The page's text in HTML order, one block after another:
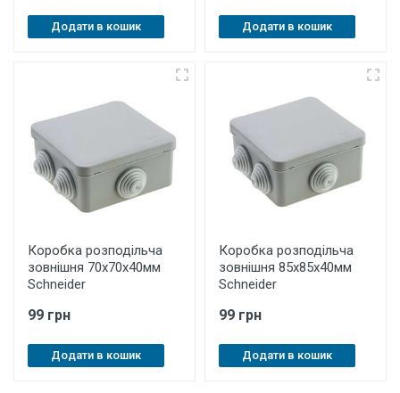
Додати в кошик Додати в кошик
Коробка розподільча
зовнішня 70х70х40мм
Schneider
99 грн
Додати в кошик
Коробка розподільча
зовнішня 85х85х40мм
Schneider
99 грн
Додати в кошик